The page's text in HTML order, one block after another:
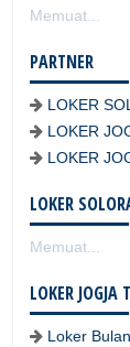
Memuat...
PARTNER
LOKER
LOKER
LOKER
LOKER
Memuat...
LOKER JOGJA
Loker